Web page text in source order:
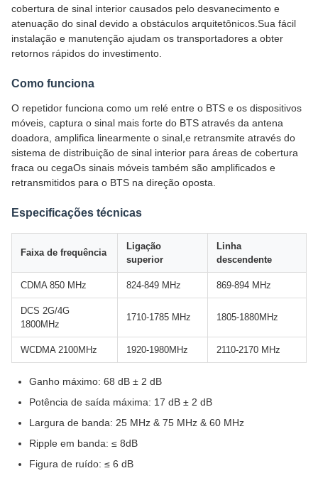
cobertura de sinal interior causados pelo desvanecimento e
atenuação do sinal devido a obstáculos arquitetônicos.Sua fácil
instalação e manutenção ajudam os transportadores a obter
retornos rápidos do investimento.
Como funciona
O repetidor funciona como um relé entre o BTS e os dispositivos
móveis, captura o sinal mais forte do BTS através da antena
doadora, amplifica linearmente o sinal,e retransmite através do
sistema de distribuição de sinal interior para áreas de cobertura
fraca ou cegaOs sinais móveis também são amplificados e
retransmitidos para o BTS na direção oposta.
Especificações técnicas
Faixa de frequência
Ligação
superior
Linha
descendente
CDMA 850 MHz 824-849 MHz 869-894 MHz
DCS 2G/4G
1800MHz
1710-1785 MHz 1805-1880MHz
WCDMA 2100MHz 1920-1980MHz 2110-2170 MHz
Ganho máximo: 68 dB ± 2 dB
Potência de saída máxima: 17 dB ± 2 dB
Largura de banda: 25 MHz & 75 MHz & 60 MHz
Ripple em banda: ≤ 8dB
Figura de ruído: ≤ 6 dB